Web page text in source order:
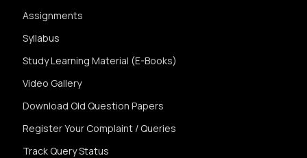
Assignments
Syllabus
Study Learning Material (E-Books)
Video Gallery
Download Old Question Papers
Register Your Complaint / Queries
Track Query Status